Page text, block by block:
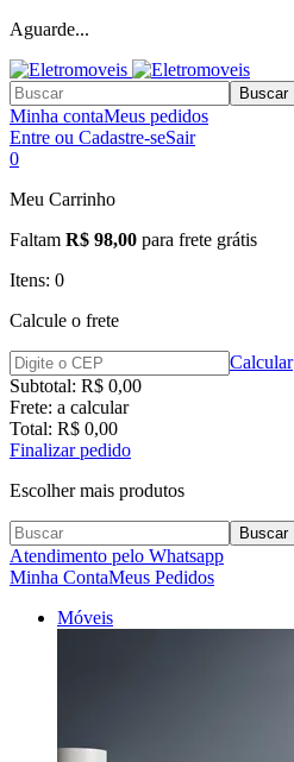
Aguarde...
Buscar
Minha contaMeus pedidos
Entre ou Cadastre-seSair
0
Meu Carrinho
Faltam R$ 98,00 para frete grátis
Itens: 0
Calcule o frete
Calcular
Subtotal: R$ 0,00
Frete: a calcular
Total: R$ 0,00
Finalizar pedido
Escolher mais produtos
Buscar
Atendimento pelo Whatsapp
Minha ContaMeus Pedidos
Móveis